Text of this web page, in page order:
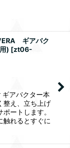
ギアバク
) [zt06-
アバクター本
整え、立ち上げ
ートします。
触れるとすぐに